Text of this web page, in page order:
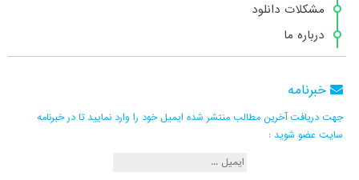
مشکلات دانلود
درباره ما
خبرنامه
جهت دریافت آخرین مطالب منتشر شده ایمیل خود را وارد نمایید تا در خبرنامه
سایت عضو شوید :